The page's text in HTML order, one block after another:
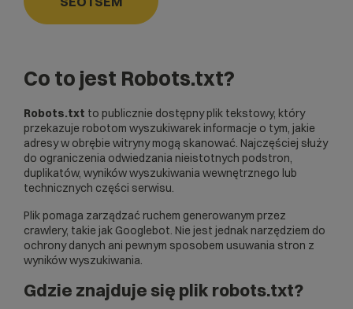
Co to jest Robots.txt?
Robots.txt to publicznie dostępny plik tekstowy, który
przekazuje robotom wyszukiwarek informacje o tym, jakie
adresy w obrębie witryny mogą skanować. Najczęściej służy
do ograniczenia odwiedzania nieistotnych podstron,
duplikatów, wyników wyszukiwania wewnętrznego lub
technicznych części serwisu.
Plik pomaga zarządzać ruchem generowanym przez
crawlery, takie jak Googlebot. Nie jest jednak narzędziem do
ochrony danych ani pewnym sposobem usuwania stron z
wyników wyszukiwania.
Gdzie znajduje się plik robots.txt?